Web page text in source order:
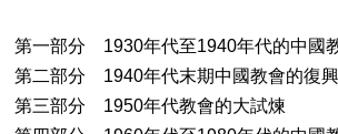
第一部分 1930年代至1940年代的中國
第二部分 1940年代末期中國教會的復興
第三部分 1950年代教會的大試煉